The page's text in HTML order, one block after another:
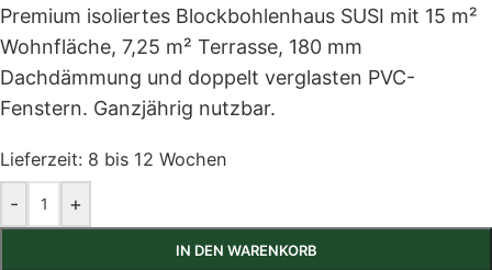
Premium isoliertes Blockbohlenhaus SUSI mit 15 m²
Wohnfläche, 7,25 m² Terrasse, 180 mm
Dachdämmung und doppelt verglasten PVC-
Fenstern. Ganzjährig nutzbar.
Lieferzeit: 8 bis 12 Wochen
- +
IN DEN WARENKORB